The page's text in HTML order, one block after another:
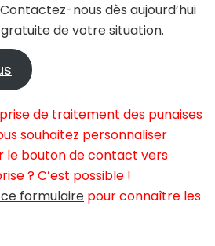
nous dès aujourd’hui
de votre situation.
de traitement des punaises
souhaitez personnaliser
le bouton de contact vers
? C’est possible !
formulaire pour connaître les